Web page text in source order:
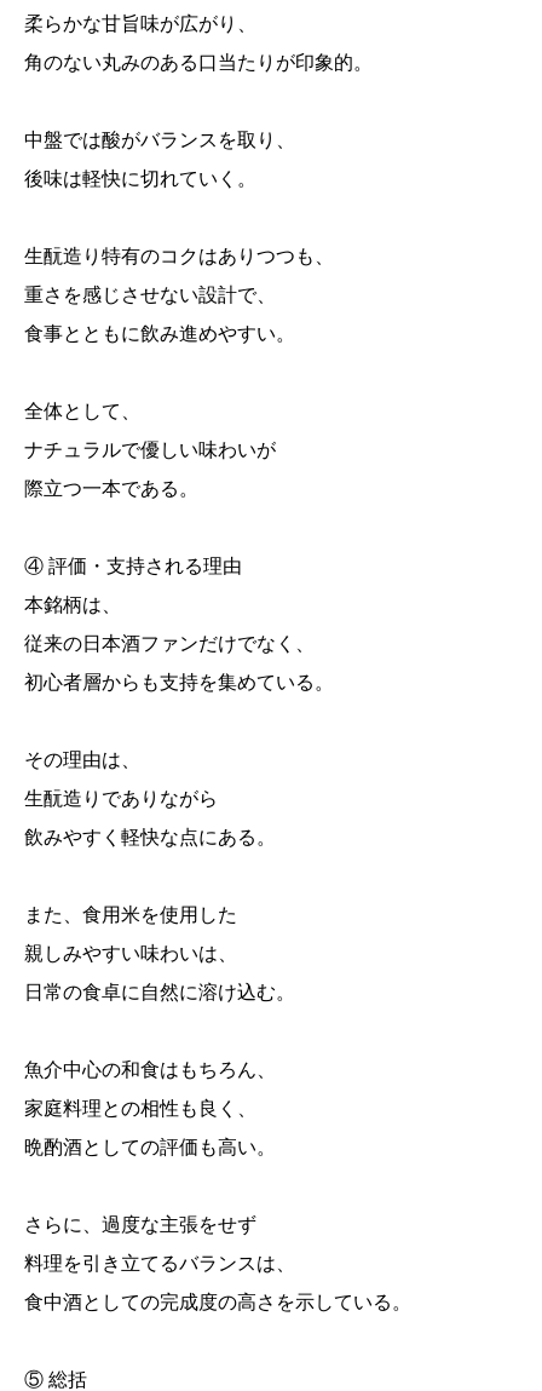
柔らかな甘旨味が広がり、
角のない丸みのある口当たりが印象的。
中盤では酸がバランスを取り、
後味は軽快に切れていく。
生酛造り特有のコクはありつつも、
重さを感じさせない設計で、
食事とともに飲み進めやすい。
全体として、
ナチュラルで優しい味わいが
際立つ一本である。
④ 評価・支持される理由
本銘柄は、
従来の日本酒ファンだけでなく、
初心者層からも支持を集めている。
その理由は、
生酛造りでありながら
飲みやすく軽快な点にある。
また、食用米を使用した
親しみやすい味わいは、
日常の食卓に自然に溶け込む。
魚介中心の和食はもちろん、
家庭料理との相性も良く、
晩酌酒としての評価も高い。
さらに、過度な主張をせず
料理を引き立てるバランスは、
食中酒としての完成度の高さを示している。
⑤ 総括